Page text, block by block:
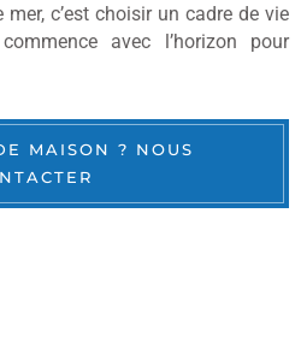
c’est choisir un cadre de vie
avec l’horizon pour
MAISON ? NOUS